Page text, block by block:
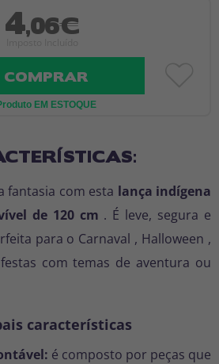
4,06€
COMPRAR
EM ESTOQUE
fantasia com esta lança indígena
de 120 cm . É leve, segura e
para o Carnaval , Halloween ,
com temas de aventura ou
características
é composto por peças que